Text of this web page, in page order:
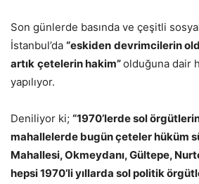
Son günlerde basında ve çeşitli
İstanbul’da “eskiden devrimcilerin
artık çetelerin hakim”olduğuna dair
yapılıyor.
Deniliyor ki; “1970’lerde sol
mahallelerde bugün çeteler hüküm
Mahallesi, Okmeydanı, Gültepe,
hepsi 1970’li yıllarda sol politik